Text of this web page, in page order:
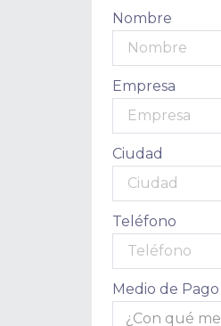
Nombre
Empresa
Ciudad
Teléfono
Medio de Pago